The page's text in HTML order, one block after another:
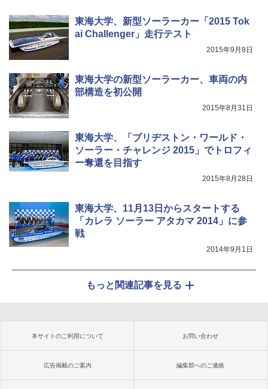
東海大学、新型ソーラーカー「2015 Tok
ai Challenger」走行テスト
2015年9月8日
東海大学の新型ソーラーカー、車両の内
部構造を初公開
2015年8月31日
東海大学、「ブリヂストン・ワールド・
ソーラー・チャレンジ 2015」でトロフィ
ー奪還を目指す
2015年8月28日
東海大学、11月13日からスタートする
「カレラ ソーラー アタカマ 2014」に参
戦
2014年9月1日
もっと関連記事を見る
本サイトのご利用について お問い合わせ
広告掲載のご案内 編集部へのご連絡